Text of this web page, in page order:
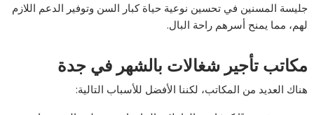
جليسة المسنين في تحسين نوعية حياة كبار السن وتوفير الدعم اللازم
لهم، مما يمنح أسرهم راحة البال.
مكاتب تأجير شغالات بالشهر في جدة
هناك العديد من المكاتب، لكننا الأفضل للأسباب التالية: